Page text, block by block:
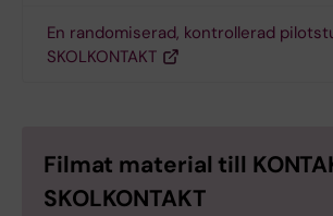
En randomiserad, kontrollerad
SKOLKONTAKT
Filmat material till
SKOLKONTAKT